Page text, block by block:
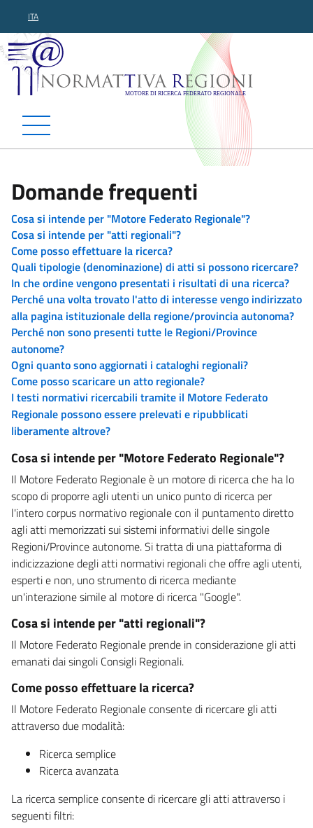
ITA
Normattiva Regioni -
Domande frequenti
Cosa si intende per "Motore Federato Regionale"?
Cosa si intende per "atti regionali"?
Come posso effettuare la ricerca?
Quali tipologie (denominazione) di atti si possono ricercare?
In che ordine vengono presentati i risultati di una ricerca?
Perché una volta trovato l'atto di interesse vengo indirizzato
alla pagina istituzionale della regione/provincia autonoma?
Perché non sono presenti tutte le Regioni/Province
autonome?
Ogni quanto sono aggiornati i cataloghi regionali?
Come posso scaricare un atto regionale?
I testi normativi ricercabili tramite il Motore Federato
Regionale possono essere prelevati e ripubblicati
liberamente altrove?
Cosa si intende per "Motore Federato Regionale"?
Il Motore Federato Regionale è un motore di ricerca che ha lo
scopo di proporre agli utenti un unico punto di ricerca per
l'intero corpus normativo regionale con il puntamento diretto
agli atti memorizzati sui sistemi informativi delle singole
Regioni/Province autonome. Si tratta di una piattaforma di
indicizzazione degli atti normativi regionali che offre agli utenti,
esperti e non, uno strumento di ricerca mediante
un'interazione simile al motore di ricerca "Google".
Cosa si intende per "atti regionali"?
Il Motore Federato Regionale prende in considerazione gli atti
emanati dai singoli Consigli Regionali.
Come posso effettuare la ricerca?
Il Motore Federato Regionale consente di ricercare gli atti
attraverso due modalità:
Ricerca semplice
Ricerca avanzata
La ricerca semplice consente di ricercare gli atti attraverso i
seguenti filtri: